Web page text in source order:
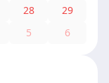
28
29
5 6